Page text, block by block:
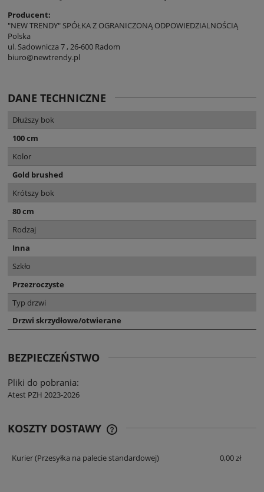
Producent:
"NEW TRENDY" SPÓŁKA Z OGRANICZONĄ ODPOWIEDZIALNOŚCIĄ
Polska
ul. Sadownicza 7 , 26-600 Radom
biuro@newtrendy.pl
DANE TECHNICZNE
Dłuższy bok
100 cm
Kolor
Gold brushed
Krótszy bok
80 cm
Rodzaj
Inna
Szkło
Przezroczyste
Typ drzwi
Drzwi skrzydłowe/otwierane
BEZPIECZEŃSTWO
Pliki do pobrania:
Atest PZH 2023-2026
KOSZTY DOSTAWY
Kurier(Przesyłka na palecie standardowej) 0,00 zł